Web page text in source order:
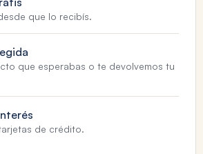
que lo recibís.
que esperabas o te devolvemos tu
de crédito.